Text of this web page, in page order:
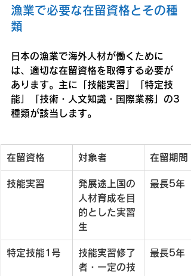
漁業で必要な在留資格とその種
類
日本の漁業で海外人材が働くために
は、適切な在留資格を取得する必要が
あります。主に「技能実習」「特定技
能」「技術・人文知識・国際業務」の3
種類が該当します。
在留資格 対象者 在留期間
技能実習
発展途上国の
人材育成を目
的とした実習
生
最長5年
特定技能1号
技能実習修了
者・一定の技
最長5年